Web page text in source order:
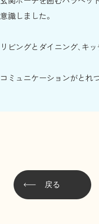
意識しました。
リビングとダイニング､キ
コミュニケーションがとれ
戻る